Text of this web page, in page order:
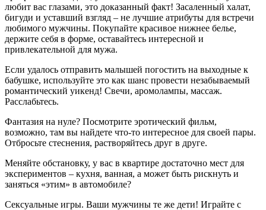
любит вас глазами, это доказанный факт! Засаленный халат,
бигуди и уставший взгляд – не лучшие атрибуты для встречи
любимого мужчины. Покупайте красивое нижнее белье,
держите себя в форме, оставайтесь интересной и
привлекательной для мужа.
Если удалось отправить малышей погостить на выходные к
бабушке, используйте это как шанс провести незабываемый
романтический уикенд! Свечи, аромолампы, массаж.
Расслабьтесь.
Фантазия на нуле? Посмотрите эротический фильм,
возможно, там вы найдете что-то интересное для своей пары.
Отбросьте стеснения, растворяйтесь друг в друге.
Меняйте обстановку, у вас в квартире достаточно мест для
экспериментов – кухня, ванная, а может быть рискнуть и
заняться «этим» в автомобиле?
Сексуальные игры. Ваши мужчины те же дети! Играйте с